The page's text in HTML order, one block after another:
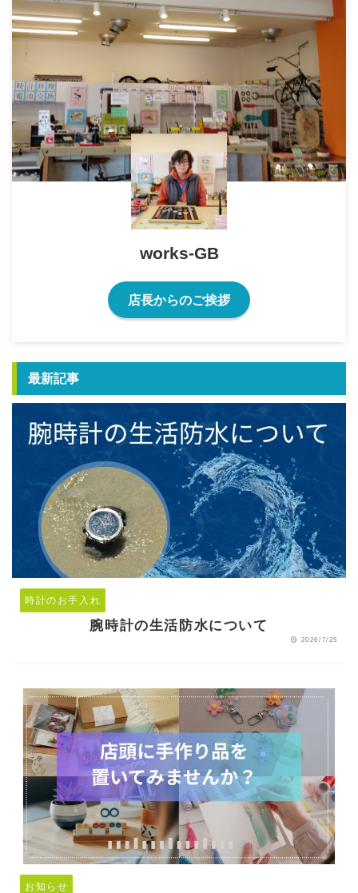
works-GB
店長からのご挨拶
最新記事
時計のお手入れ
腕時計の生活防水について
2026/7/25
お知らせ